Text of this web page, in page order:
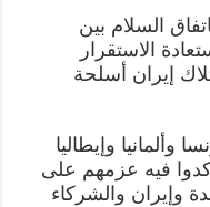
السلام بين
الاستقرار
إيران أسلحة
وألمانيا وإيطاليا
فيه عزمهم على
وإيران والشركاء